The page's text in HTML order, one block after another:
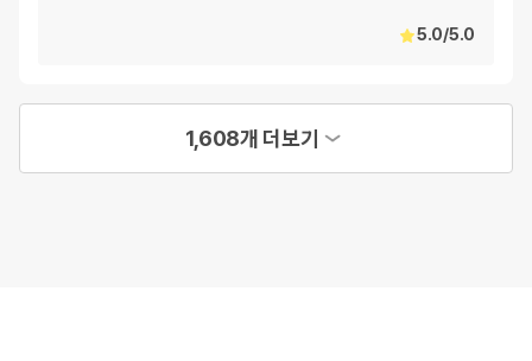
5.0/5.0
1,608개 더보기